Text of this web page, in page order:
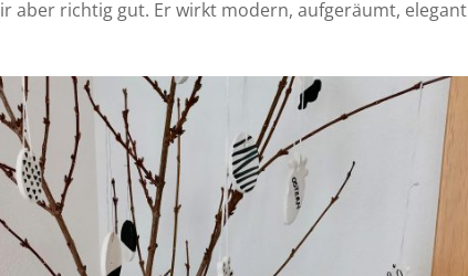
aber richtig gut. Er wirkt modern, aufgeräumt, elegant